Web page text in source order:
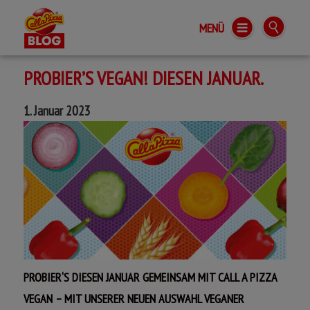
Call a Pizza BLOG
MENÜ
PROBIER’S VEGAN! DIESEN JANUAR.
1. Januar 2023
PROBIER‘S DIESEN JANUAR GEMEINSAM MIT CALL A PIZZA
VEGAN – MIT UNSERER NEUEN AUSWAHL VEGANER